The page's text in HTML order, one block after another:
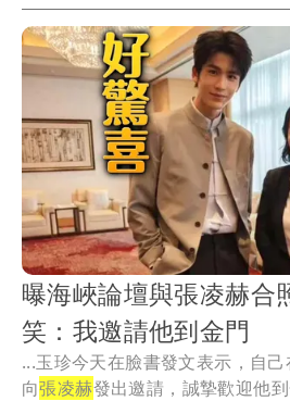
曝海峽論壇與張凌赫
笑：我邀請他到金門
...玉珍今天在臉書發文表示，自
向張凌赫發出邀請，誠摯歡迎他